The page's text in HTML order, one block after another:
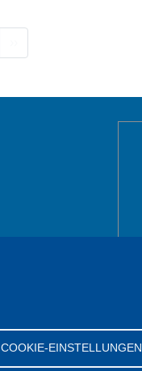
COOKIE-EINSTELLUNGEN